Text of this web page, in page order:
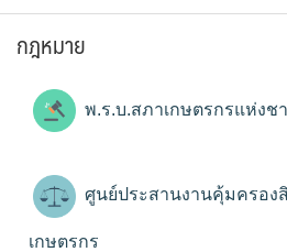
กฎหมาย
พ.ร.บ.สภาเกษตรกรแห่งช
ศูนย์ประสานงานคุ้มครอง
เกษตรกร